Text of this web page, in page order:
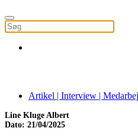
Artikel | Interview |
Line Kluge Albert
Dato: 21/04/2025